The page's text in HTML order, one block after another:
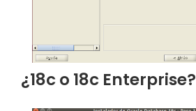
¿18c o 18c Enterprise?